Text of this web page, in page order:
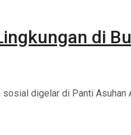
di
digelar di Panti Asuhan